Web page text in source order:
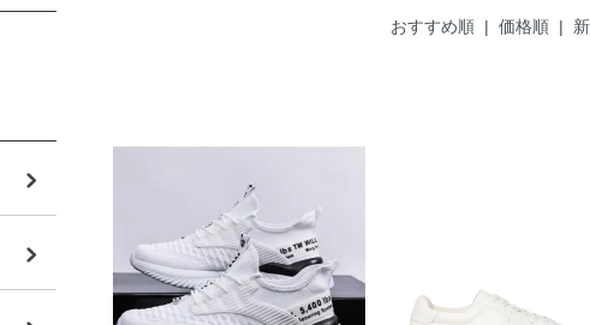
おすすめ順 | 価格順 |